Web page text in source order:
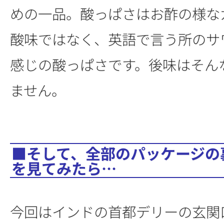
めの一品。酸っぱさはお酢の様
酸味ではなく、英語で言う所の
感じの酸っぱさです。後味はそ
ません。
■そして、全部のパッケージ
を見てみたら…
今回はインドの首都デリーの玄